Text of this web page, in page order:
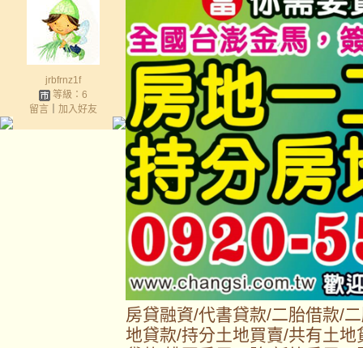
jrbfrnz1f
等級：6
留言｜ 加入好友
房貸融資/代書貸款/二胎借款/
地貸款/持分土地買賣/共有土